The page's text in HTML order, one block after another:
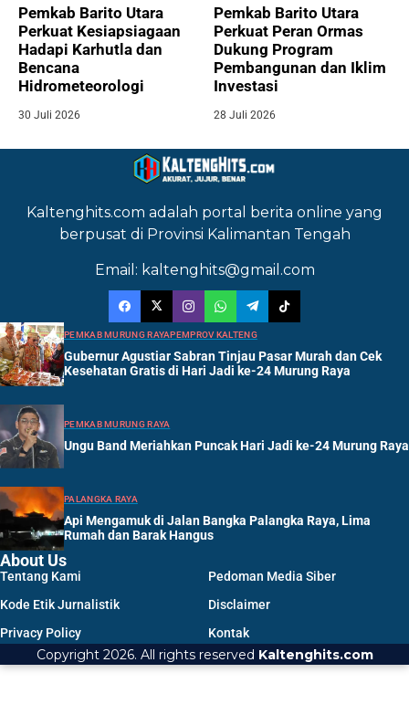
Pemkab Barito Utara
Perkuat Kesiapsiagaan
Hadapi Karhutla dan
Bencana
Hidrometeorologi
30 Juli 2026
Pemkab Barito Utara
Perkuat Peran Ormas
Dukung Program
Pembangunan dan Iklim
Investasi
28 Juli 2026
Kaltenghits.com adalah portal berita online yang
berpusat di Provinsi Kalimantan Tengah
Email: kaltenghits@gmail.com
PEMKAB MURUNG RAYAPEMPROV KALTENG
Gubernur Agustiar Sabran Tinjau Pasar Murah dan Cek
Kesehatan Gratis di Hari Jadi ke-24 Murung Raya
PEMKAB MURUNG RAYA
Ungu Band Meriahkan Puncak Hari Jadi ke-24 Murung Raya
PALANGKA RAYA
Api Mengamuk di Jalan Bangka Palangka Raya, Lima
Rumah dan Barak Hangus
About Us
Tentang Kami
Pedoman Media Siber
Kode Etik Jurnalistik
Disclaimer
Privacy Policy
Kontak
Copyright 2026. All rights reserved Kaltenghits.com